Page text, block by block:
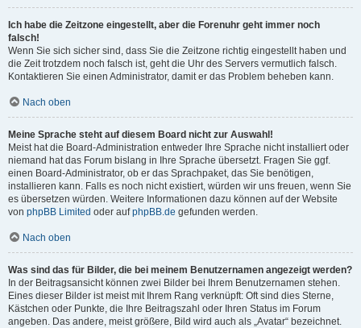
Ich habe die Zeitzone eingestellt, aber die Forenuhr geht immer noch
falsch!
Wenn Sie sich sicher sind, dass Sie die Zeitzone richtig eingestellt haben und
die Zeit trotzdem noch falsch ist, geht die Uhr des Servers vermutlich falsch.
Kontaktieren Sie einen Administrator, damit er das Problem beheben kann.
Nach oben
Meine Sprache steht auf diesem Board nicht zur Auswahl!
Meist hat die Board-Administration entweder Ihre Sprache nicht installiert oder
niemand hat das Forum bislang in Ihre Sprache übersetzt. Fragen Sie ggf.
einen Board-Administrator, ob er das Sprachpaket, das Sie benötigen,
installieren kann. Falls es noch nicht existiert, würden wir uns freuen, wenn Sie
es übersetzen würden. Weitere Informationen dazu können auf der Website
von phpBB Limited oder aufphpBB.de gefunden werden.
Nach oben
Was sind das für Bilder, die bei meinem Benutzernamen angezeigt werden?
In der Beitragsansicht können zwei Bilder bei Ihrem Benutzernamen stehen.
Eines dieser Bilder ist meist mit Ihrem Rang verknüpft: Oft sind dies Sterne,
Kästchen oder Punkte, die Ihre Beitragszahl oder Ihren Status im Forum
angeben. Das andere, meist größere, Bild wird auch als „Avatar“ bezeichnet.